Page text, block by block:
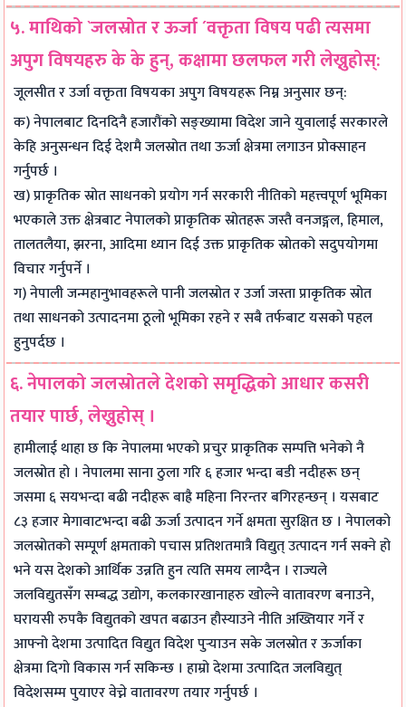
५. माथिको `जलस्रोत र ऊर्जा ´वक्तृता विषय पढी त्यसमा
अपुग विषयहरु के के हुन्, कक्षामा छलफल गरी लेख्नुहोस्:
जूलसीत र उर्जा वक्तृता विषयका अपुग विषयहरू निम्न अनुसार छन्:
क) नेपालबाट दिनदिनै हजारौंको सङ्ख्यामा विदेश जाने युवालाई सरकारले
केहि अनुसन्धन दिई देशमै जलस्रोत तथा ऊर्जा क्षेत्रमा लगाउन प्रोक्साहन
गर्नुपर्छ ।
ख) प्राकृतिक स्रोत साधनको प्रयोग गर्न सरकारी नीतिको महत्त्वपूर्ण भूमिका
भएकाले उक्त क्षेत्रबाट नेपालको प्राकृतिक स्रोतहरू जस्तै वनजङ्गल, हिमाल,
तालतलैया, झरना, आदिमा ध्यान दिई उक्त प्राकृतिक स्रोतको सदुपयोगमा
विचार गर्नुपर्ने ।
ग) नेपाली जन्महानुभावहरूले पानी जलस्रोत र उर्जा जस्ता प्राकृतिक स्रोत
तथा साधनको उत्पादनमा ठूलो भूमिका रहने र सबै तर्फबाट यसको पहल
हुनुपर्दछ ।
६. नेपालको जलस्रोतले देशको समृद्धिको आधार कसरी
तयार पार्छ, लेख्नुहोस् ।
हामीलाई थाहा छ कि नेपालमा भएको प्रचुर प्राकृतिक सम्पत्ति भनेको नै
जलस्रोत हो । नेपालमा साना ठुला गरि ६ हजार भन्दा बडी नदीहरू छन्
जसमा ६ सयभन्दा बढी नदीहरू बाह्रै महिना निरन्तर बगिरहन्छन् । यसबाट
८३ हजार मेगावाटभन्दा बढी ऊर्जा उत्पादन गर्ने क्षमता सुरक्षित छ । नेपालको
जलस्रोतको सम्पूर्ण क्षमताको पचास प्रतिशतमात्रै विद्युत् उत्पादन गर्न सक्ने हो
भने यस देशको आर्थिक उन्नति हुन त्यति समय लाग्दैन । राज्यले
जलविद्युतसँग सम्बद्ध उद्योग, कलकारखानाहरु खोल्ने वातावरण बनाउने,
घरायसी रुपकै विद्युतको खपत बढाउन हौस्याउने नीति अख्तियार गर्ने र
आफ्नो देशमा उत्पादित विद्युत विदेश पुर्‍याउन सके जलस्रोत र ऊर्जाका
क्षेत्रमा दिगो विकास गर्न सकिन्छ । हाम्रो देशमा उत्पादित जलविद्युत्
विदेशसम्म पुयाएर वेच्ने वातावरण तयार गर्नुपर्छ ।